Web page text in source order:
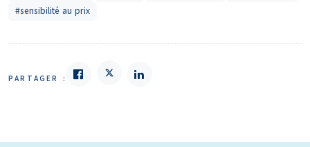
#sensibilité au prix
PARTAGER :